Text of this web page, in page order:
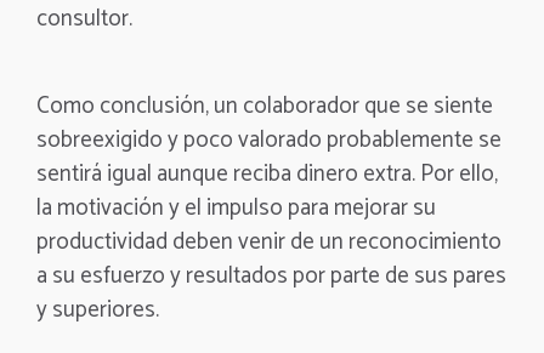
consultor.
Como conclusión, un colaborador que se siente
sobreexigido y poco valorado probablemente se
sentirá igual aunque reciba dinero extra. Por ello,
la motivación y el impulso para mejorar su
productividad deben venir de un reconocimiento
a su esfuerzo y resultados por parte de sus pares
y superiores.